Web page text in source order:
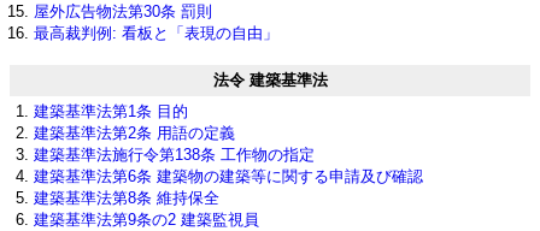
屋外広告物法第30条 罰則
最高裁判例: 看板と「表現の自由」
法令 建築基準法
建築基準法第1条 目的
建築基準法第2条 用語の定義
建築基準法施行令第138条 工作物の指定
建築基準法第6条 建築物の建築等に関する申請及び確認
建築基準法第8条 維持保全
建築基準法第9条の2 建築監視員